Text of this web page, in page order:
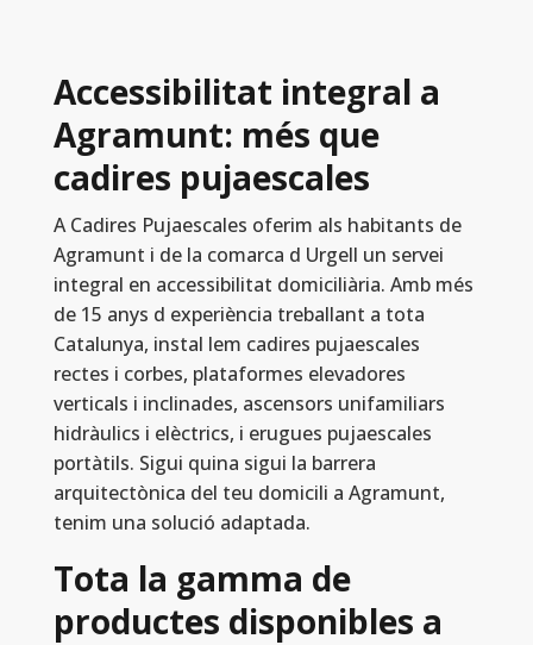
Accessibilitat integral a
Agramunt: més que
cadires pujaescales
A Cadires Pujaescales oferim als habitants de
Agramunt i de la comarca d Urgell un servei
integral en accessibilitat domiciliària. Amb més
de 15 anys d experiència treballant a tota
Catalunya, instal lem cadires pujaescales
rectes i corbes, plataformes elevadores
verticals i inclinades, ascensors unifamiliars
hidràulics i elèctrics, i erugues pujaescales
portàtils. Sigui quina sigui la barrera
arquitectònica del teu domicili a Agramunt,
tenim una solució adaptada.
Tota la gamma de
productes disponibles a